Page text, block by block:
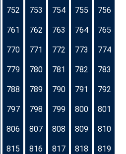
752 753 754 755 756
761 762 763 764 765
770 771 772 773 774
779 780 781 782 783
788 789 790 791 792
797 798 799 800 801
806 807 808 809 810
815 816 817 818 819